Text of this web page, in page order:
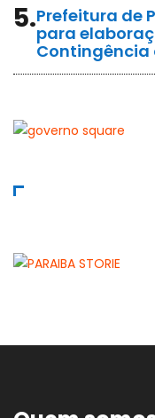
5.Prefeitura de
para
Contingência